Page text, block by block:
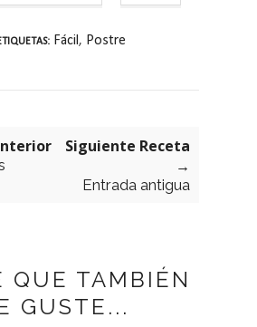
Fácil , Postre
Siguiente Receta
→
Entrada antigua
QUE TAMBIÉN
GUSTE...